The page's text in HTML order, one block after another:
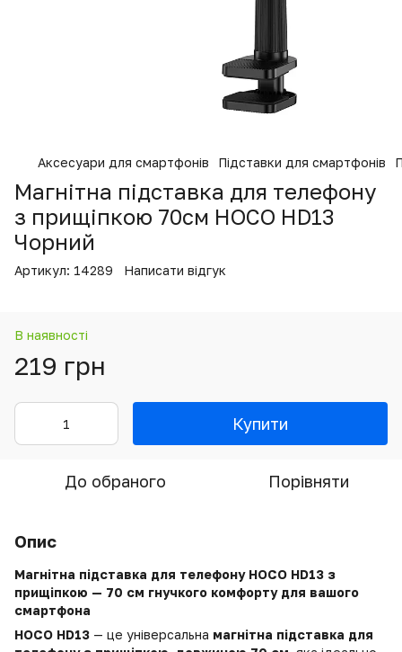
Аксесуари для смартфонів Підставки для смартфонів
Магнітна підставка для телефону
з прищіпкою 70см HOCO HD13
Чорний
Артикул: 14289 Написати відгук
В наявності
219 грн
Купити
До обраного Порівняти
Опис
Магнітна підставка для телефону HOCO HD13 з
прищіпкою — 70 см гнучкого комфорту для вашого
смартфона
HOCO HD13 — це універсальна магнітна підставка для